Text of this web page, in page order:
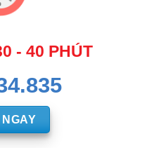
- 40 PHÚT